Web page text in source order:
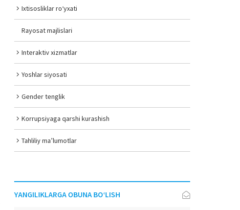
Ixtisosliklar ro‘yxati
Rayosat majlislari
Interaktiv xizmatlar
Yoshlar siyosati
Gender tenglik
Korrupsiyaga qarshi kurashish
Tahliliy ma’lumotlar
YANGILIKLARGA OBUNA BO‘LISH